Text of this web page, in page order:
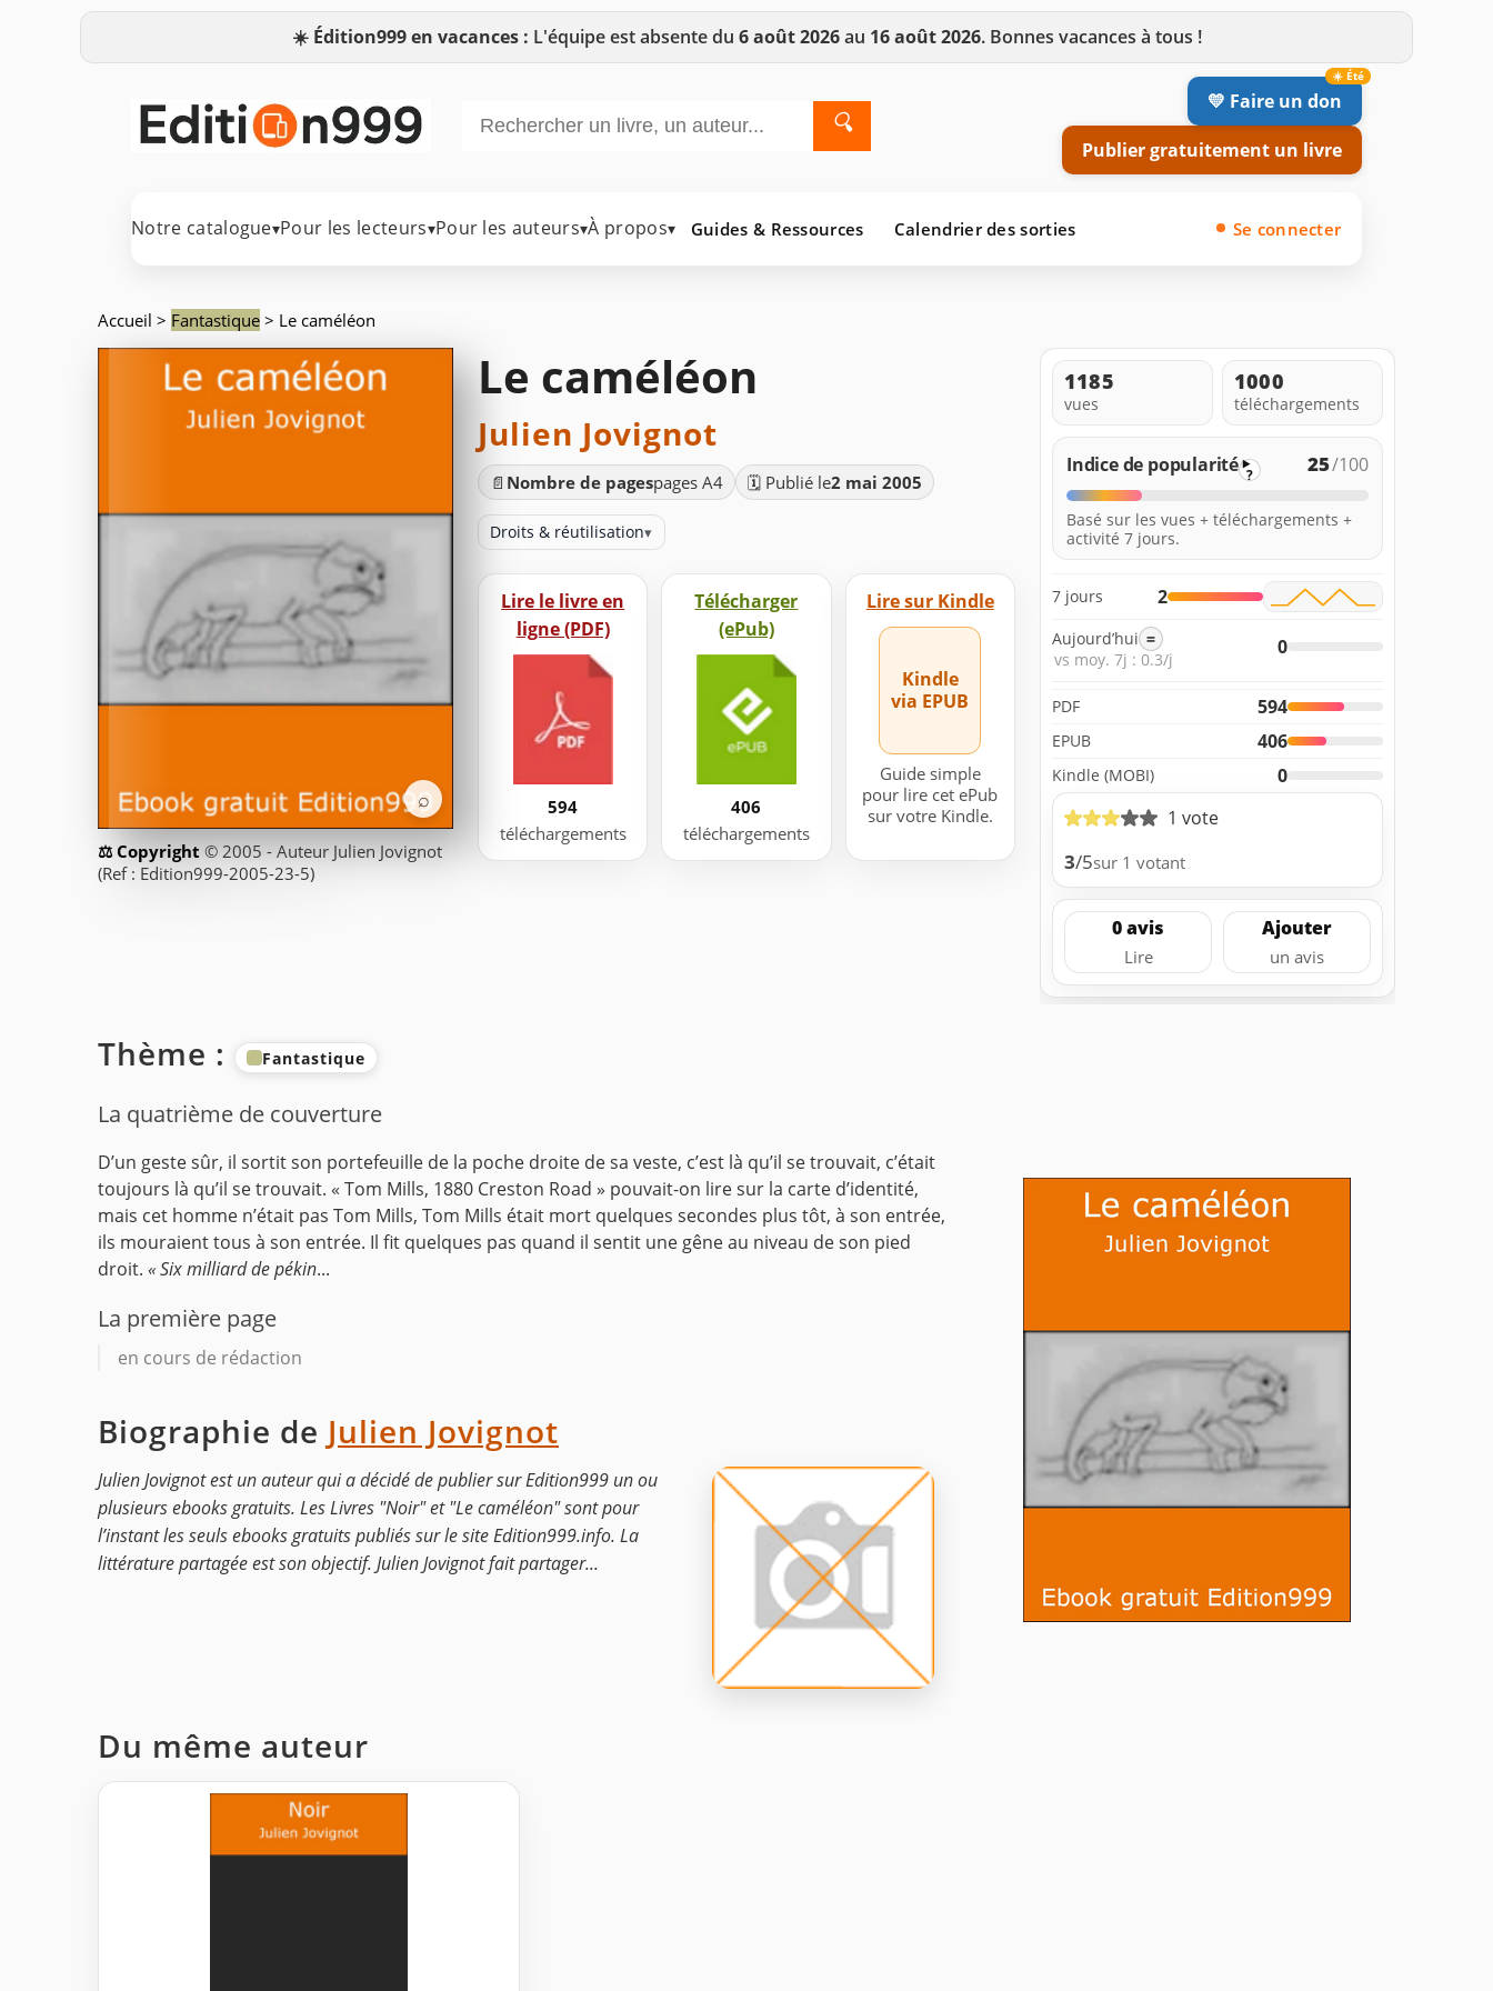
☀️ Édition999 en vacances : L'équipe est absente du 6 août 2026au 16 août 2026. Bonnes vacances à tous !
🔍
💛 Faire un don
Publier gratuitement un livre
Notre catalogue▾Pour les lecteurs▾Pour les auteurs▾À propos▾ Guides & Ressources Calendrier des sorties Se connecter
Accueil > Fantastique > Le caméléon
⌕
© 2005 - Auteur Julien Jovignot
(Ref : Edition999-2005-23-5)
Le caméléon
Julien Jovignot
📄 Nombre de pagespages A4 🗓️ Publié le2 mai 2005
Droits & réutilisation▾
Lire le livre en
ligne (PDF)
594
téléchargements
Télécharger
(ePub)
406
téléchargements
Lire sur Kindle
Kindle
via EPUB
Guide simple
pour lire cet ePub
sur votre Kindle.
1185
vues
1000
téléchargements
Indice de popularité ? 25/100
Basé sur les vues + téléchargements +
activité 7 jours.
7 jours 2
Aujourd’hui =
vs moy. 7j : 0.3/j
0
PDF 594
EPUB 406
Kindle (MOBI)
0
1 vote
3/5sur 1 votant
0 avis
Lire
Ajouter
un avis
Thème : Fantastique
La quatrième de couverture
D’un geste sûr, il sortit son portefeuille de la poche droite de sa veste, c’est là qu’il se trouvait, c’était
toujours là qu’il se trouvait. « Tom Mills, 1880 Creston Road » pouvait-on lire sur la carte d’identité,
mais cet homme n’était pas Tom Mills, Tom Mills était mort quelques secondes plus tôt, à son entrée,
ils mouraient tous à son entrée. Il fit quelques pas quand il sentit une gêne au niveau de son pied
droit. « Six milliard de pékin...
La première page
en cours de rédaction
Biographie de Julien Jovignot
Julien Jovignot est un auteur qui a décidé de publier sur Edition999 un ou
plusieurs ebooks gratuits. Les Livres "Noir" et "Le caméléon" sont pour
l’instant les seuls ebooks gratuits publiés sur le site Edition999.info. La
littérature partagée est son objectif. Julien Jovignot fait partager...
Du même auteur